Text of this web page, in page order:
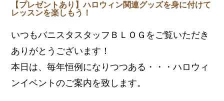
【プレゼントあり】ハロウィン関連グッズを身に付けて
レッスンを楽しもう！
いつもバニスタスタッフＢＬＯＧをご覧いただき
ありがとうございます！
本日は、毎年恒例になりつつある・・・ハロウィ
ンイベントのご案内を致します。